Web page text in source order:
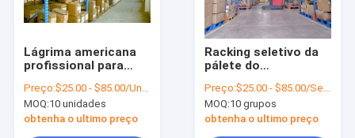
Excursão da fábrica
Notícia
Lágrima americana
profissional para
seletivo da pálete
Preço:$25.00 - $85.00/Units
MOQ:10 unidades
obtenha o ultimo preço
Racking seletivo da
pálete do
industrial do
armazém
Preço:$25.00 - $85.00/Sets
MOQ:10 grupos
obtenha o ultimo preço